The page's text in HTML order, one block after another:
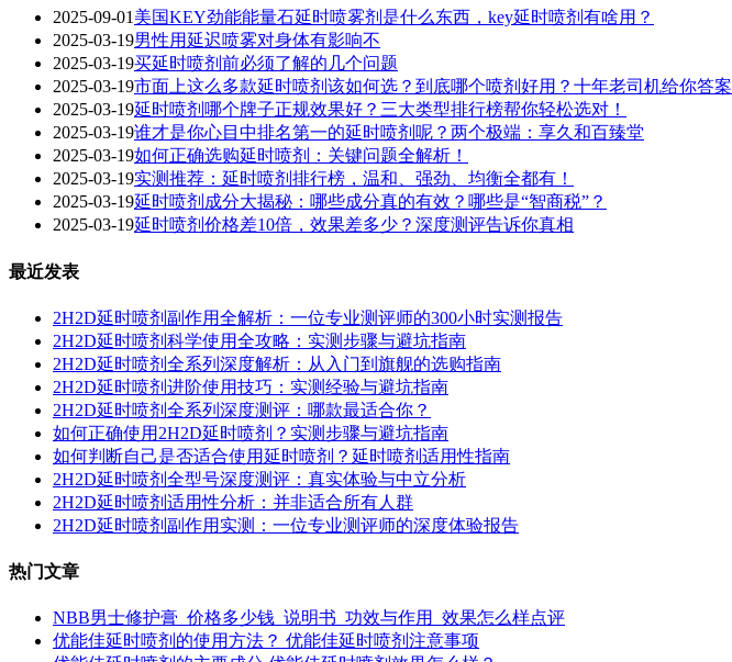
2025-09-01 美国KEY劲能能量石延时喷雾剂是什么东西，key延时喷剂有啥用？
2025-03-19男性用延迟喷雾对身体有影响不
2025-03-19买延时喷剂前必须了解的几个问题
2025-03-19市面上这么多款延时喷剂该如何选？到底哪个喷剂好用？十年老司机给你答案
2025-03-19延时喷剂哪个牌子正规效果好？三大类型排行榜帮你轻松选对！
2025-03-19谁才是你心目中排名第一的延时喷剂呢？两个极端：享久和百臻堂
2025-03-19如何正确选购延时喷剂：关键问题全解析！
2025-03-19实测推荐：延时喷剂排行榜，温和、强劲、均衡全都有！
2025-03-19延时喷剂成分大揭秘：哪些成分真的有效？哪些是“智商税”？
2025-03-19延时喷剂价格差10倍，效果差多少？深度测评告诉你真相
最近发表
2H2D延时喷剂副作用全解析：一位专业测评师的300小时实测报告
2H2D延时喷剂科学使用全攻略：实测步骤与避坑指南
2H2D延时喷剂全系列深度解析：从入门到旗舰的选购指南
2H2D延时喷剂进阶使用技巧：实测经验与避坑指南
2H2D延时喷剂全系列深度测评：哪款最适合你？
如何正确使用2H2D延时喷剂？实测步骤与避坑指南
如何判断自己是否适合使用延时喷剂？延时喷剂适用性指南
2H2D延时喷剂全型号深度测评：真实体验与中立分析
2H2D延时喷剂适用性分析：并非适合所有人群
2H2D延时喷剂副作用实测：一位专业测评师的深度体验报告
热门文章
NBB男士修护膏_价格多少钱_说明书_功效与作用_效果怎么样点评
优能佳延时喷剂的使用方法？ 优能佳延时喷剂注意事项